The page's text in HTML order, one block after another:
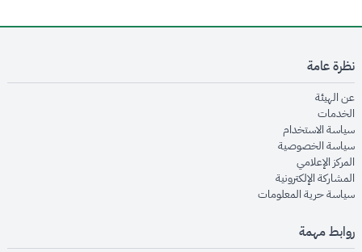
نظرة عامة
عن الهيئةopens in new window
الخدماتopens in new window
سياسة الاستخدام
سياسة الخصوصيةopens in new window
المركز الإعلاميopens in new window
المشاركة الإلكترونيةopens in new window
سياسة حرية المعلوماتopens in new window
روابط مهمة